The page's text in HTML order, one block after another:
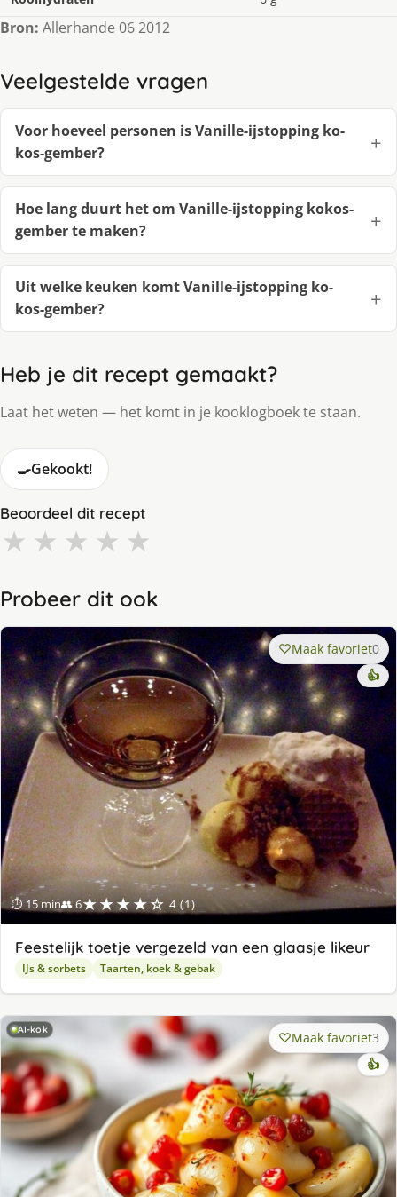
Bron: Allerhande 06 2012
Veelgestelde vragen
Voor hoeveel personen is Va­nil­le-ijstop­ping ko­
kos-gem­ber?
Hoe lang duurt het om Va­nil­le-ijstop­ping ko­kos-
gem­ber te maken?
Uit welke keuken komt Va­nil­le-ijstop­ping ko­
kos-gem­ber?
Heb je dit recept gemaakt?
Laat het weten — het komt in je kooklogboek te staan.
🍳Gekookt!
Beoordeel dit recept
★ ★ ★ ★ ★
Probeer dit ook
⏱ 15 min👥 6★★★★☆ 4 (1)
Maak favoriet0
👍
Feestelijk toetje vergezeld van een glaasje likeur
IJs & sorbets Taarten, koek & gebak
AI-kok Maak favoriet3
👍